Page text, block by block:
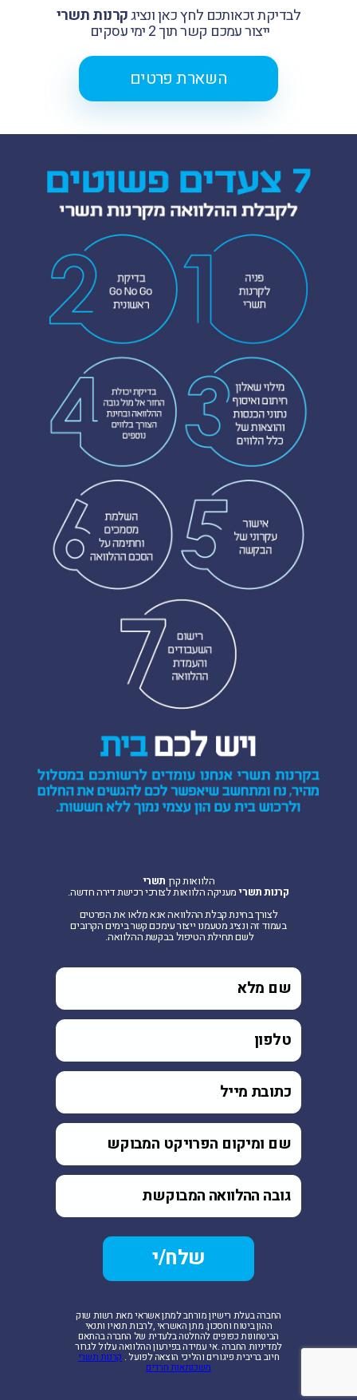
לבדיקת‭ ‬זכאותכם‭ ‬לחץ‭ ‬כאן‭ ‬ונציג‭ ‬ קרנות‭ ‬תשרי
ייצור‭ ‬עמכם‭ ‬קשר‭ ‬תוך‭ ‬2‭ ‬ימי‭ ‬עסקים‭ ‬
השארת פרטים
הלוואות קרן תשרי
קרנות‭ ‬תשרי‭ ‬מעניקה‭ ‬הלוואות‭ ‬לצורכי‭ ‬רכישת‭ ‬דירה‭ ‬חדשה.
‬בעמוד‭ ‬זה‭ ‬ונציג‭ ‬מטעמנו‭ ‬ייצור‭ ‬עימכם‭ ‬קשר‭ ‬בימים‭ ‬הקרובים‭
‬לשם‭ ‬תחילת‭ ‬הטיפול‭ ‬בבקשת‭ ‬ההלוואה‭.
‬ההון‭ ‬ביטוח‭ ‬וחסכון‭.‬
‬הביטחונות‭ ‬כפופים‭ ‬להחלטה‭ ‬בלעדית‭ ‬של‭ ‬החברה‭ ‬בהתאם
‬למדיניות‭ ‬החברה‭. ‬אי‭ ‬עמידה‭ ‬בפירעון‭ ‬ההלוואה‭ ‬עלול‭ ‬לגרור‭
‬חיוב‭ ‬בריבית‭ ‬פיגורים‭ ‬והליכי‭ ‬הוצאה‭ ‬לפועל‭. קרנות תשרי
משכנתאות חרדים